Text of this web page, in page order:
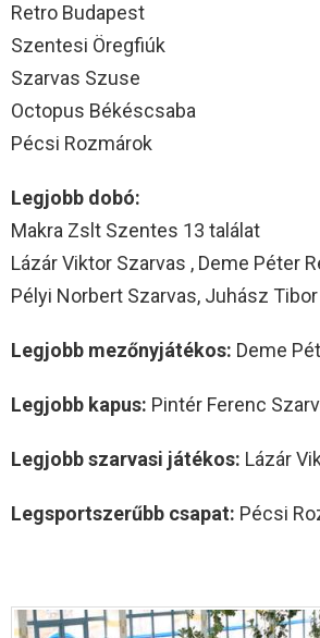
Retro Budapest
Szentesi Öregfiúk
Szarvas Szuse
Octopus Békéscsaba
Pécsi Rozmárok
Legjobb dobó:
Makra Zslt Szentes 13 találat
Lázár Viktor Szarvas , Deme Péter
Pélyi Norbert Szarvas, Juhász
Legjobb mezőnyjátékos: Deme
Legjobb kapus: Pintér Ferenc
Legjobb szarvasi játékos: Lázár
Legsportszerűbb csapat: Pécsi